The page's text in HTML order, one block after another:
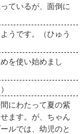
ているが、面倒に
うです。（ひゅう
を使い始めまし
にわたって夏の紫
ます。が、ちゃん
ルでは、幼児のと